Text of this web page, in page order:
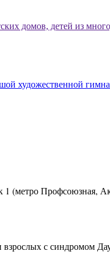
домов, детей из
художественной
(метро Профсоюзная,
с синдромом